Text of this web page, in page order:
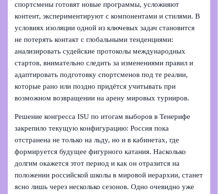
спортсмены готовят новые программы, усложняют
контент, экспериментируют с компонентами и стилями. В
условиях изоляции одной из ключевых задач становится
не потерять контакт с глобальными тенденциями:
анализировать судейские протоколы международных
стартов, внимательно следить за изменениями правил и
адаптировать подготовку спортсменов под те реалии,
которые рано или поздно придётся учитывать при
возможном возвращении на арену мировых турниров.
Решение конгресса ISU по итогам выборов в Тенерифе
закрепило текущую конфигурацию: Россия пока
отстранена не только на льду, но и в кабинетах, где
формируется будущее фигурного катания. Насколько
долгим окажется этот период и как он отразится на
положении российской школы в мировой иерархии, станет
ясно лишь через несколько сезонов. Одно очевидно уже